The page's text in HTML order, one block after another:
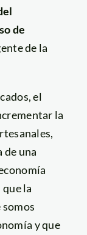
de
de la
el
la
de una
la
y que